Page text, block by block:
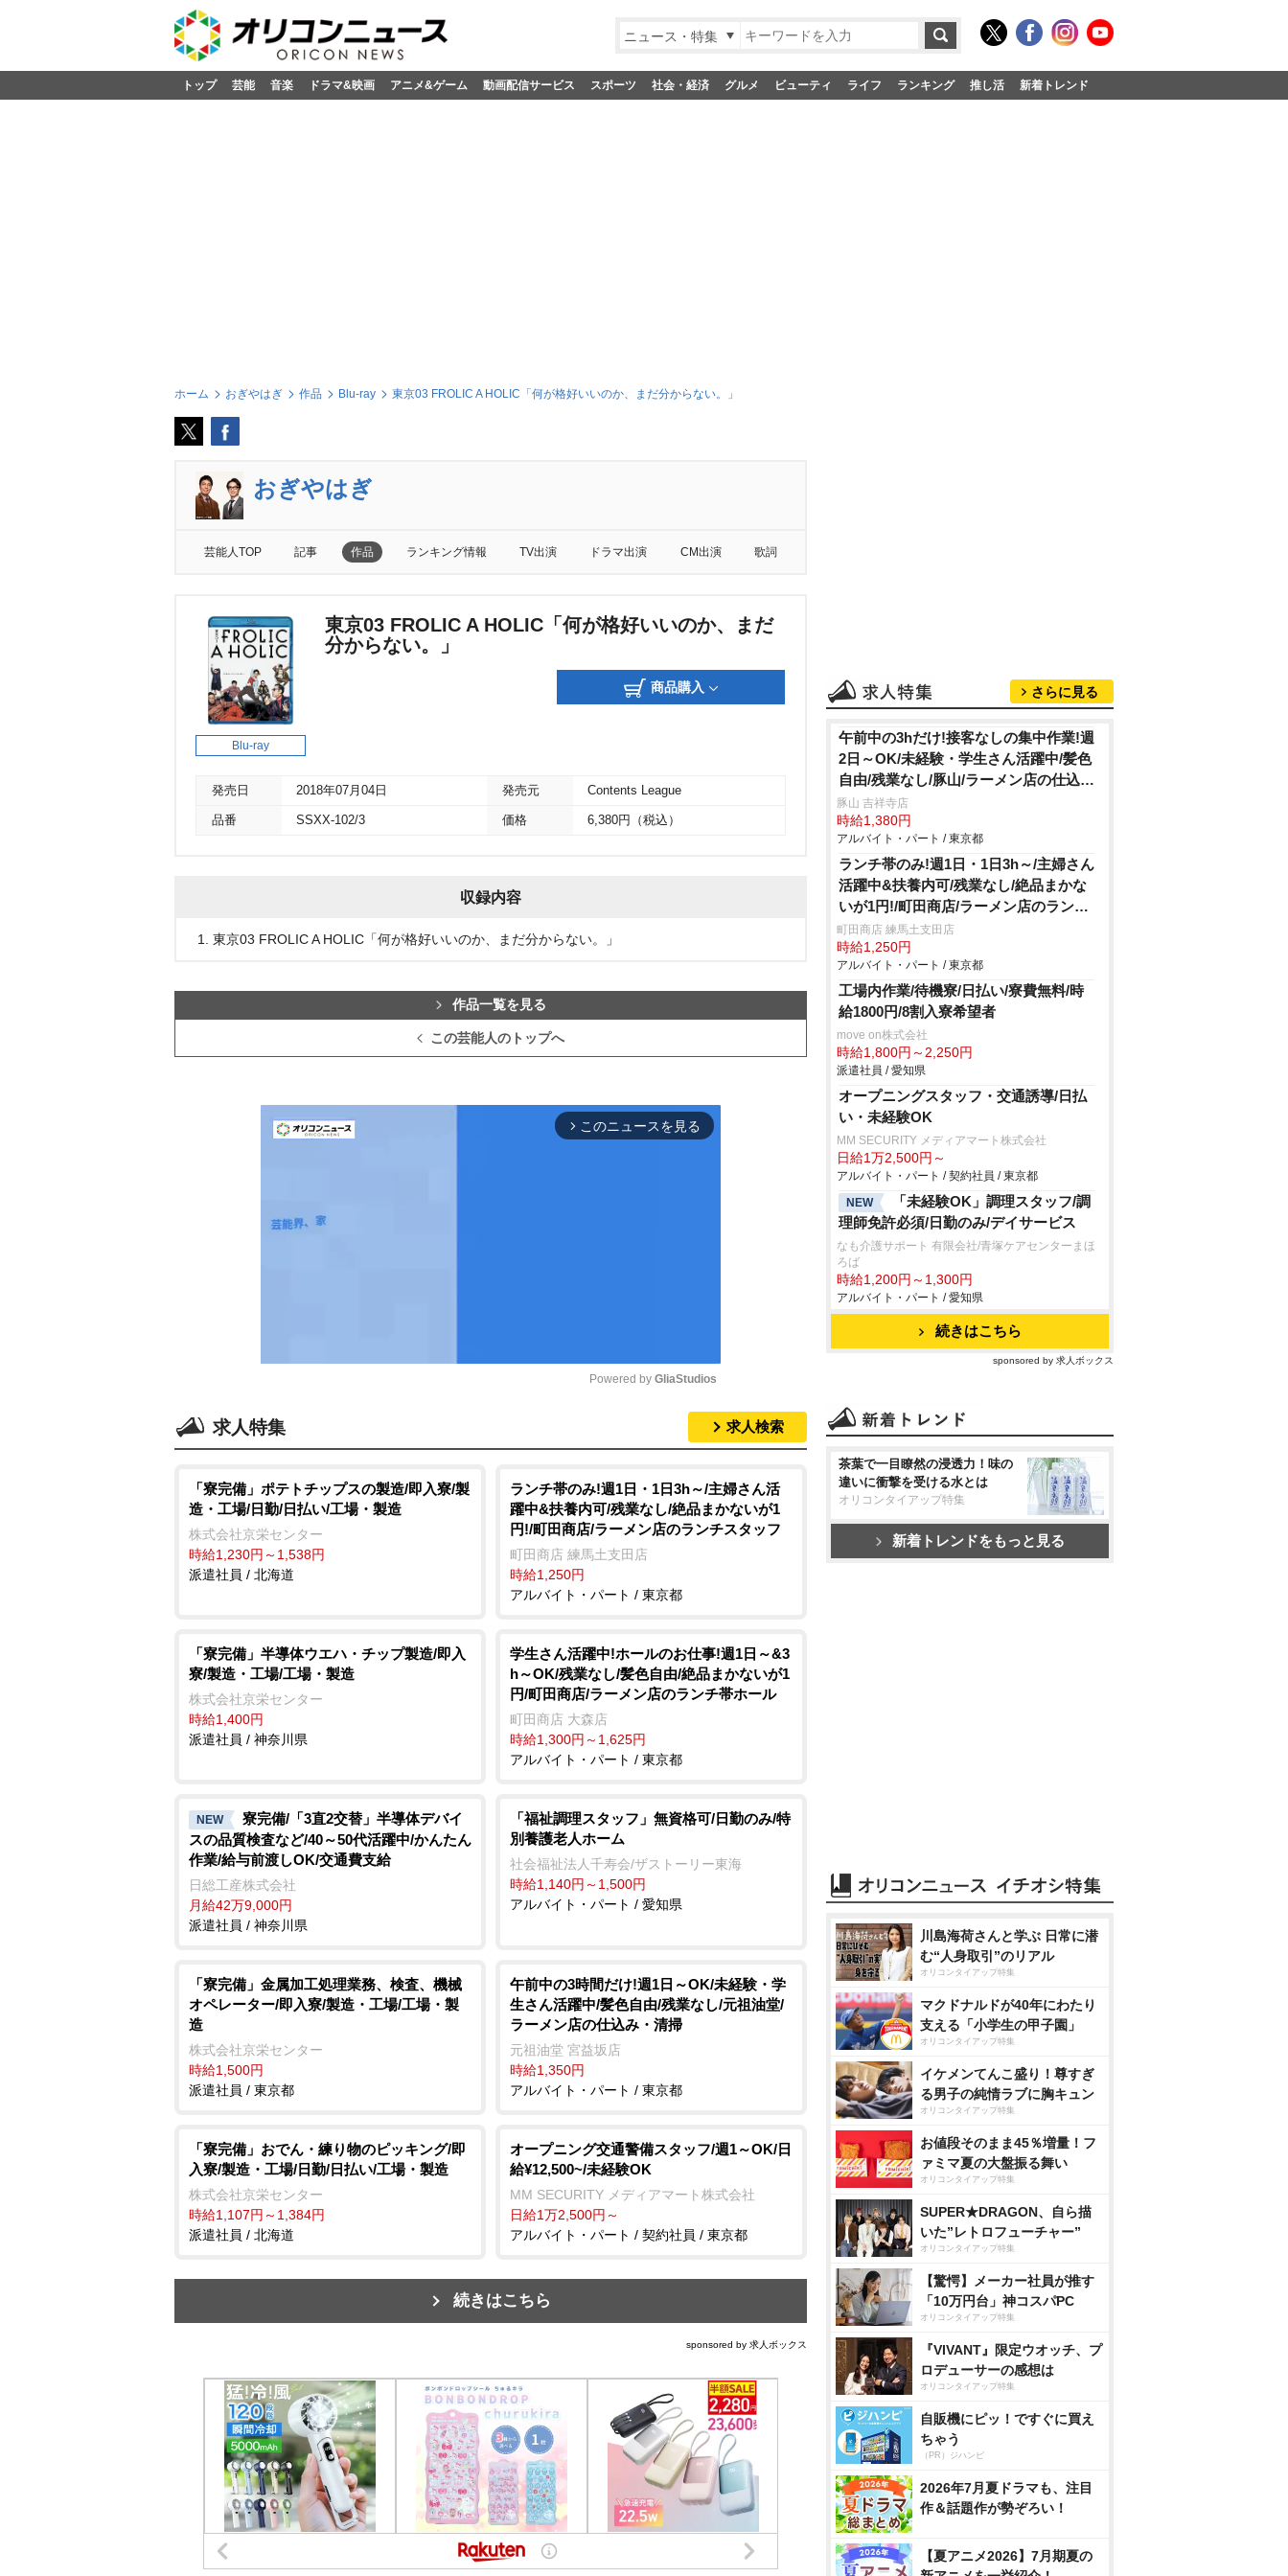
ニュース・特集
トップ 芸能 音楽 ドラマ&映画 アニメ&ゲーム 動画配信サービス スポーツ 社会・経済 グルメ ビューティ ライフ ランキング 推し活 新着トレンド
ホーム おぎやはぎ 作品 Blu-ray 東京03 FROLIC A HOLIC「何が格好いいのか、まだ分からない。」
おぎやはぎ
芸能人TOP 記事 作品 ランキング情報 TV出演 ドラマ出演 CM出演 歌詞
Blu-ray
東京03 FROLIC A HOLIC「何が格好いいのか、まだ
分からない。」
商品購入
発売日 2018年07月04日 発売元 Contents League
品番 SSXX-102/3 価格 6,380円（税込）
収録内容
1. 東京03 FROLIC A HOLIC「何が格好いいのか、まだ分からない。」
作品一覧を見る
この芸能人のトップへ
arrow_forward_ios このニュースを見る
e
Powered by GliaStudios
求人特集 求人検索
「寮完備」ポテトチップスの製造/即入寮/製
造・工場/日勤/日払い/工場・製造
株式会社京栄センター
時給1,230円～1,538円
派遣社員 / 北海道
ランチ帯のみ!週1日・1日3h～/主婦さん活
躍中&扶養内可/残業なし/絶品まかないが1
円!/町田商店/ラーメン店のランチスタッフ
町田商店 練馬土支田店
時給1,250円
アルバイト・パート / 東京都
「寮完備」半導体ウエハ・チップ製造/即入
寮/製造・工場/工場・製造
株式会社京栄センター
時給1,400円
派遣社員 / 神奈川県
学生さん活躍中!ホールのお仕事!週1日～&3
h～OK/残業なし/髪色自由/絶品まかないが1
円/町田商店/ラーメン店のランチ帯ホール
町田商店 大森店
時給1,300円～1,625円
アルバイト・パート / 東京都
NEW
寮完備/「3直2交替」半導体デバイ
スの品質検査など/40～50代活躍中/かんたん
作業/給与前渡しOK/交通費支給
日総工産株式会社
月給42万9,000円
派遣社員 / 神奈川県
「福祉調理スタッフ」無資格可/日勤のみ/特
別養護老人ホーム
社会福祉法人千寿会/ザストーリー東海
時給1,140円～1,500円
アルバイト・パート / 愛知県
「寮完備」金属加工処理業務、検査、機械
オペレーター/即入寮/製造・工場/工場・製
造
株式会社京栄センター
時給1,500円
派遣社員 / 東京都
午前中の3時間だけ!週1日～OK/未経験・学
生さん活躍中/髪色自由/残業なし/元祖油堂/
ラーメン店の仕込み・清掃
元祖油堂 宮益坂店
時給1,350円
アルバイト・パート / 東京都
「寮完備」おでん・練り物のピッキング/即
入寮/製造・工場/日勤/日払い/工場・製造
株式会社京栄センター
時給1,107円～1,384円
派遣社員 / 北海道
オープニング交通警備スタッフ/週1～OK/日
給¥12,500~/未経験OK
MM SECURITY メディアマート株式会社
日給1万2,500円～
アルバイト・パート / 契約社員 / 東京都
続きはこちら
sponsored by 求人ボックス
さらに見る
午前中の3hだけ!接客なしの集中作業!週
2日～OK/未経験・学生さん活躍中/髪色
自由/残業なし/豚山/ラーメン店の仕込
み・清掃
豚山 吉祥寺店
時給1,380円
アルバイト・パート / 東京都
ランチ帯のみ!週1日・1日3h～/主婦さん
活躍中&扶養内可/残業なし/絶品まかな
いが1円!/町田商店/ラーメン店のランチ
スタッフ
町田商店 練馬土支田店
時給1,250円
アルバイト・パート / 東京都
工場内作業/待機寮/日払い/寮費無料/時
給1800円/8割入寮希望者
move on株式会社
時給1,800円～2,250円
派遣社員 / 愛知県
オープニングスタッフ・交通誘導/日払
い・未経験OK
MM SECURITY メディアマート株式会社
日給1万2,500円～
アルバイト・パート / 契約社員 / 東京都
NEW
「未経験OK」調理スタッフ/調
理師免許必須/日勤のみ/デイサービス
なも介護サポート 有限会社/青塚ケアセンターまほ
ろば
時給1,200円～1,300円
アルバイト・パート / 愛知県
続きはこちら
sponsored by 求人ボックス
茶葉で一目瞭然の浸透力！味の
違いに衝撃を受ける水とは
オリコンタイアップ特集
新着トレンドをもっと見る
川島海荷さんと学ぶ 日常に潜
む“人身取引”のリアル
オリコンタイアップ特集
マクドナルドが40年にわたり
支える「小学生の甲子園」
オリコンタイアップ特集
イケメンてんこ盛り！尊すぎ
る男子の純情ラブに胸キュン
オリコンタイアップ特集
お値段そのまま45％増量！フ
ァミマ夏の大盤振る舞い
オリコンタイアップ特集
SUPER★DRAGON、自ら描
いた”レトロフューチャー”
オリコンタイアップ特集
【驚愕】メーカー社員が推す
「10万円台」神コスパPC
オリコンタイアップ特集
『VIVANT』限定ウオッチ、プ
ロデューサーの感想は
オリコンタイアップ特集
自販機にピッ！ですぐに買え
ちゃう
（PR）ジハンピ
2026年7月夏ドラマも、注目
作＆話題作が勢ぞろい！
【夏アニメ2026】7月期夏の